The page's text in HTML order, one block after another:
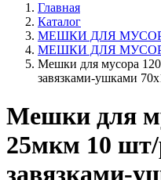
Главная
Каталог
МЕШКИ ДЛЯ
МЕШКИ ДЛЯ
Мешки для мусора
завязками-ушками
Мешки для
25мкм 10
завязками-